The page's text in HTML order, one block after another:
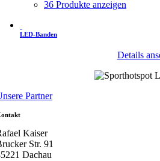
36 Produkte anzeigen
LED-Banden
Details
Partner
Kaiser
Str. 91
Dachau